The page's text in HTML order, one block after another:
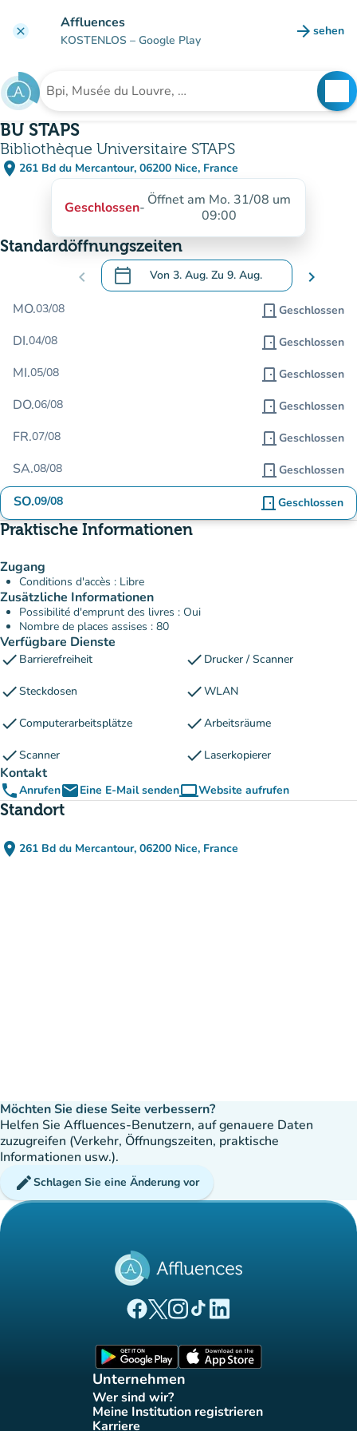
clear Affluences
KOSTENLOS – Google Play arrow_forward sehen
(new
Suche nach einer Einrichtung
BU STAPS
Bibliothèque Universitaire STAPS
place 261 Bd du Mercantour, 06200 Nice, France
(in Google Maps öffnen)
(new tab)
Geschlossen- Öffnet am Mo. 31/08 um
09:00
Standardöffnungszeiten
chevron_left calendar_today Von 3. Aug. Zu 9. Aug.
.Öffnen Sie den Kalender, um Daten zu
chevron_right
MO.03/08 door_front Geschlossen
DI.04/08 door_front Geschlossen
MI.05/08 door_front Geschlossen
DO.06/08 door_front Geschlossen
FR.07/08 door_front Geschlossen
SA.08/08 door_front Geschlossen
SO.09/08 door_front Geschlossen
Praktische Informationen
Zugang
Conditions d'accès : Libre
Zusätzliche Informationen
Possibilité d'emprunt des livres : Oui
Nombre de places assises : 80
Verfügbare Dienste
check Barrierefreiheit check Drucker / Scanner
checkSteckdosen checkWLAN
checkComputerarbeitsplätze checkArbeitsräume
checkScanner check Laserkopierer
Kontakt
phoneAnrufenemailEine E-Mail sendencomputerWebsite aufrufen
(new tab)
Standort
place 261 Bd du Mercantour, 06200 Nice, France
(in Google Maps öffnen)
(new tab)
Möchten Sie diese Seite verbessern?
Helfen Sie Affluences-Benutzern, auf genauere Daten
zuzugreifen (Verkehr, Öffnungszeiten, praktische
Informationen usw.).
editSchlagen Sie eine Änderung vor
(new tab)
(new tab)
(new tab)(new tab)
(new tab)
Unternehmen
Wer sind wir?
(new tab)
Meine Institution registrieren
(new tab)
Karriere